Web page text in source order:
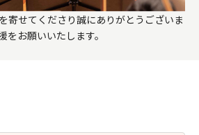
寄せてくださり誠にありがとうございま
お願いいたします。